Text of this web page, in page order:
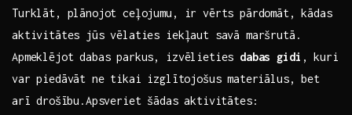
Turklāt, ​plānojot ceļojumu, ir vērts pārdomāt, ⁣kādas
aktivitātes​ jūs vēlaties​ iekļaut savā maršrutā.
Apmeklējot dabas parkus, izvēlieties dabas gidi , kuri
var piedāvāt ​ne tikai⁣ izglītojošus materiālus,⁤ bet
arī⁤ drošību.Apsveriet šādas aktivitātes: